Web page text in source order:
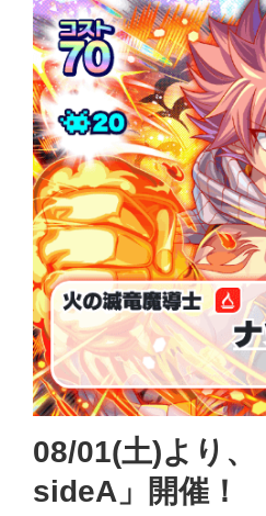
08/01(土)より
sideA」開催！